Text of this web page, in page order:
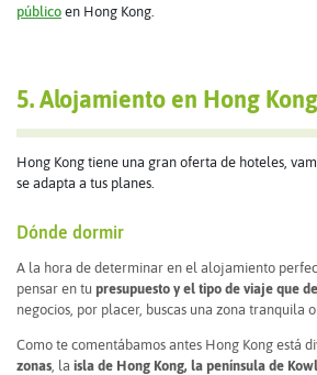
público en Hong Kong.
5. Alojamiento en Hong Kong
Hong Kong tiene una gran oferta de hoteles,
se adapta a tus planes.
Dónde dormir
A la hora de determinar en el alojamiento
pensar en tu presupuesto y el tipo de viaje que
negocios, por placer, buscas una zona tranquila
Como te comentábamos antes Hong Kong está
zonas , la isla de Hong Kong, la península de